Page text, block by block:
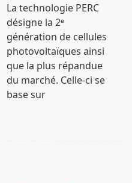
La technologie PERC
désigne la 2ᵉ
génération de cellules
photovoltaïques ainsi
que la plus répandue
du marché. Celle-ci se
base sur